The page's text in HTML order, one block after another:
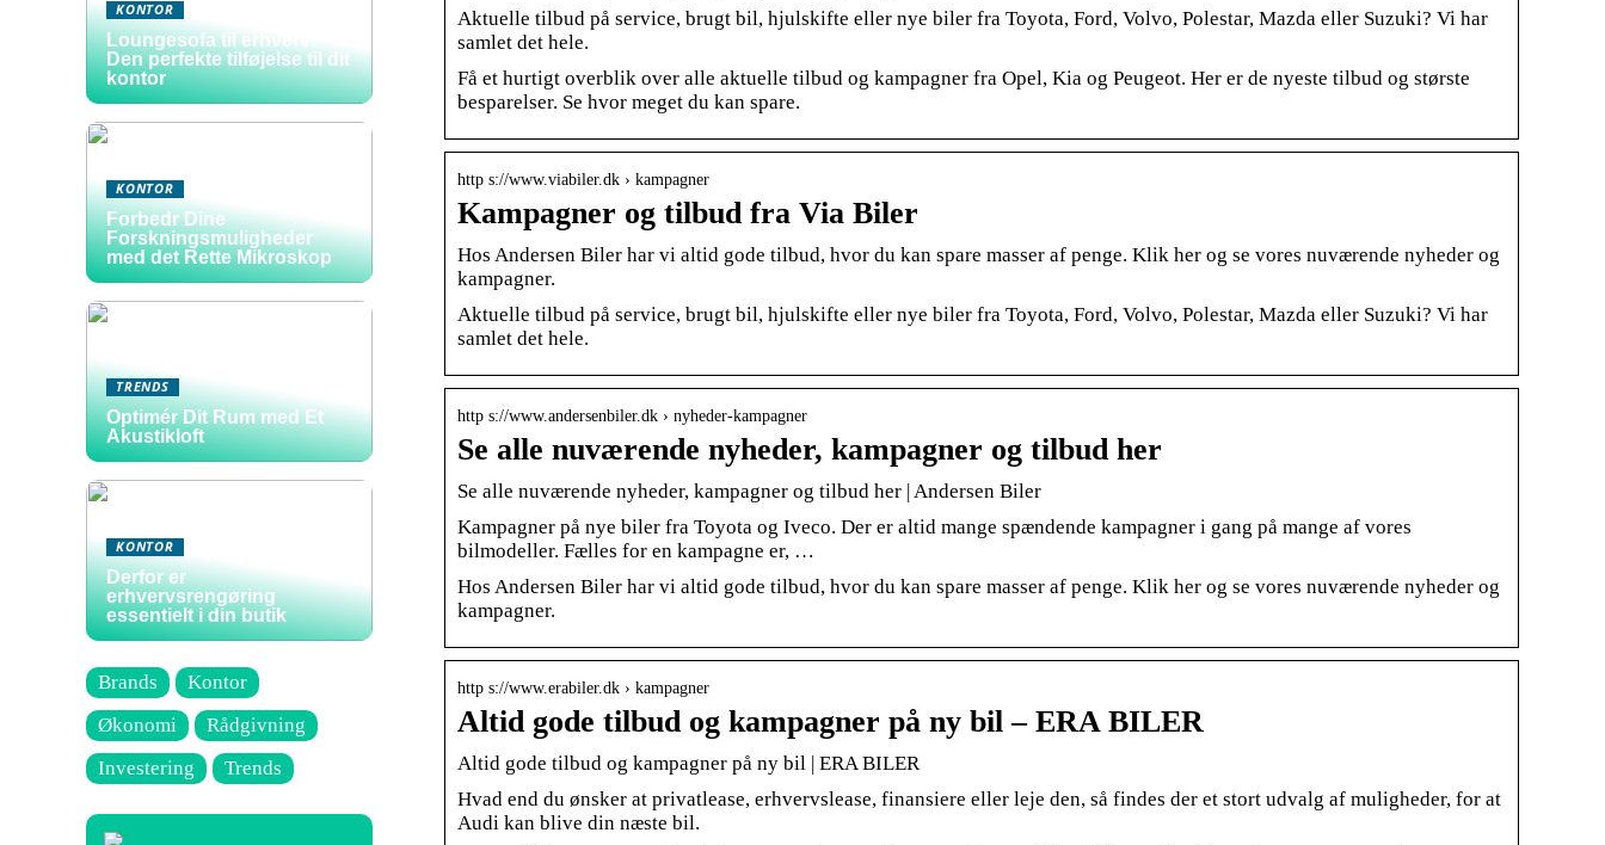
Aktuelle tilbud på service, brugt bil, hjulskifte eller nye biler fra Toyota, Ford, Volvo, Polestar, Mazda eller Suzuki? Vi har
samlet det hele.
Få et hurtigt overblik over alle aktuelle tilbud og kampagner fra Opel, Kia og Peugeot. Her er de nyeste tilbud og største
besparelser. Se hvor meget du kan spare.
http s://www.viabiler.dk › kampagner
Kampagner og tilbud fra Via Biler
Hos Andersen Biler har vi altid gode tilbud, hvor du kan spare masser af penge. Klik her og se vores nuværende nyheder og
kampagner.
Aktuelle tilbud på service, brugt bil, hjulskifte eller nye biler fra Toyota, Ford, Volvo, Polestar, Mazda eller Suzuki? Vi har
samlet det hele.
http s://www.andersenbiler.dk › nyheder-kampagner
Se alle nuværende nyheder, kampagner og tilbud her
Se alle nuværende nyheder, kampagner og tilbud her | Andersen Biler
Kampagner på nye biler fra Toyota og Iveco. Der er altid mange spændende kampagner i gang på mange af vores
bilmodeller. Fælles for en kampagne er, …
Hos Andersen Biler har vi altid gode tilbud, hvor du kan spare masser af penge. Klik her og se vores nuværende nyheder og
kampagner.
http s://www.erabiler.dk › kampagner
Altid gode tilbud og kampagner på ny bil – ERA BILER
Altid gode tilbud og kampagner på ny bil | ERA BILER
Hvad end du ønsker at privatlease, erhvervslease, finansiere eller leje den, så findes der et stort udvalg af muligheder, for at
Audi kan blive din næste bil.
KONTOR
Loungesofa til erhverv:
Den perfekte tilføjelse til dit
kontor
KONTOR
Forbedr Dine
Forskningsmuligheder
med det Rette Mikroskop
TRENDS
Optimér Dit Rum med Et
Akustikloft
KONTOR
Derfor er
erhvervsrengøring
essentielt i din butik
Brands
Kontor
Økonomi
Rådgivning
Investering
Trends